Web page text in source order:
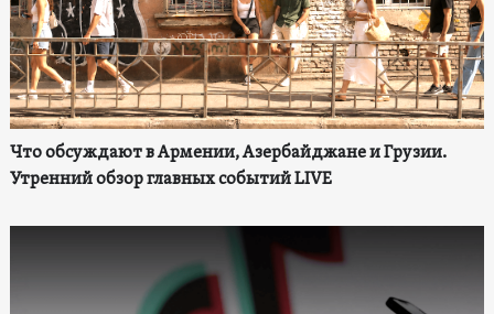
Что обсуждают в Армении, Азербайджане и Грузии.
Утренний обзор главных событий LIVE